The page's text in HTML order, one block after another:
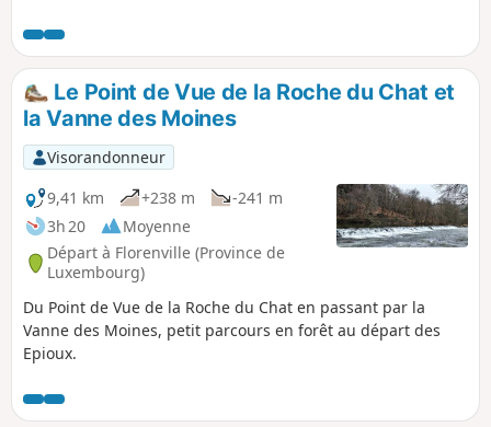
Le Point de Vue de la Roche du Chat et
la Vanne des Moines
Visorandonneur
9,41 km
+238 m
-241 m
3h 20
Moyenne
Départ à Florenville (Province de
Luxembourg)
Du Point de Vue de la Roche du Chat en passant par la
Vanne des Moines, petit parcours en forêt au départ des
Epioux.